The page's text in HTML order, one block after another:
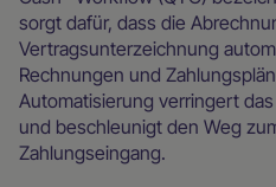
sorgt dafür, dass die
Vertragsunterzeichnung
Rechnungen und
Automatisierung verringert
und beschleunigt den Weg
Zahlungseingang.